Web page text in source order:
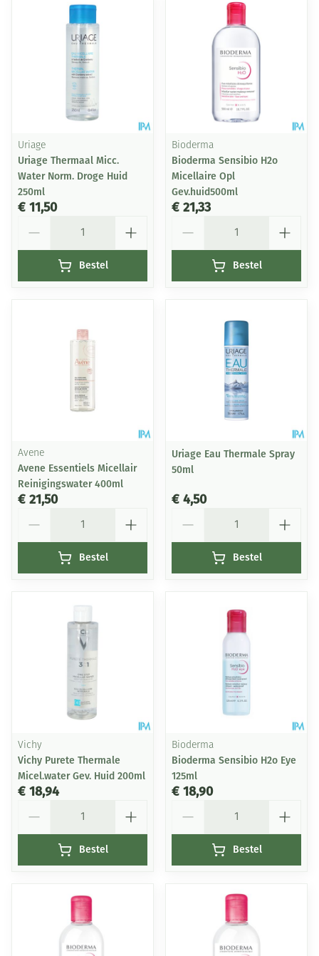
Uriage
Uriage Thermaal Micc.
Water Norm. Droge Huid
250ml
€ 11,50
Bestel
Bioderma
Bioderma Sensibio H2o
Micellaire Opl
Gev.huid500ml
€ 21,33
Bestel
Avene
Avene Essentiels Micellair
Reinigingswater 400ml
€ 21,50
Bestel
Uriage Eau Thermale Spray
50ml
€ 4,50
Bestel
Vichy
Vichy Purete Thermale
Micel.water Gev. Huid 200ml
€ 18,94
Bestel
Bioderma
Bioderma Sensibio H2o Eye
125ml
€ 18,90
Bestel